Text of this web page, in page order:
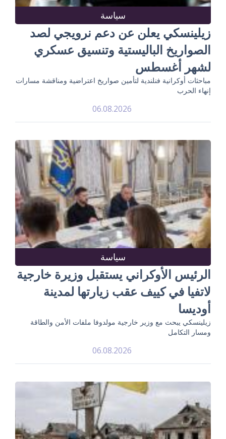
سياسة
زيلينسكي يعلن عن دعم نرويجي لصد
الصواريخ الباليستية وتنسيق عسكري
لشهر أغسطس
مباحثات أوكرانية فنلندية لتأمين صواريخ اعتراضية ومناقشة مسارات
إنهاء الحرب
06.08.2026
سياسة
الرئيس الأوكراني يستقبل وزيرة خارجية
لاتفيا في كييف عقب زيارتها لمدينة
أوديسا
زيلينسكي يبحث مع وزير خارجية مولدوفا ملفات الأمن والطاقة
ومسار التكامل
06.08.2026